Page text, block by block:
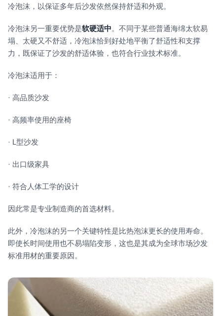
冷泡沫，以保证多年后沙发依然保持舒适和外观。
冷泡沫另一重要优势是软硬适中。不同于某些普通海绵太软易
塌、太硬又不舒适，冷泡沫恰到好处地平衡了舒适性和支撑
力，既保证了沙发的舒适体验，也符合行业技术标准。
冷泡沫适用于：
· 高品质沙发
· 高频率使用的座椅
· L型沙发
· 出口级家具
· 符合人体工学的设计
因此常是专业制造商的首选材料。
此外，冷泡沫的另一个关键特性是比热泡沫更长的使用寿命。
即使长时间使用也不易塌陷变形，这也是其成为全球市场沙发
标准用材的重要原因。